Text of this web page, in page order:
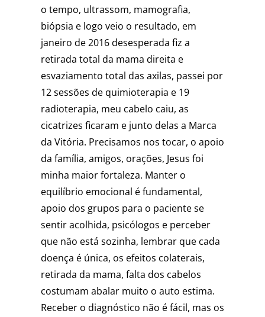
o tempo, ultrassom, mamografia,
biópsia e logo veio o resultado, em
janeiro de 2016 desesperada fiz a
retirada total da mama direita e
esvaziamento total das axilas, passei por
12 sessões de quimioterapia e 19
radioterapia, meu cabelo caiu, as
cicatrizes ficaram e junto delas a Marca
da Vitória. Precisamos nos tocar, o apoio
da família, amigos, orações, Jesus foi
minha maior fortaleza. Manter o
equilíbrio emocional é fundamental,
apoio dos grupos para o paciente se
sentir acolhida, psicólogos e perceber
que não está sozinha, lembrar que cada
doença é única, os efeitos colaterais,
retirada da mama, falta dos cabelos
costumam abalar muito o auto estima.
Receber o diagnóstico não é fácil, mas os